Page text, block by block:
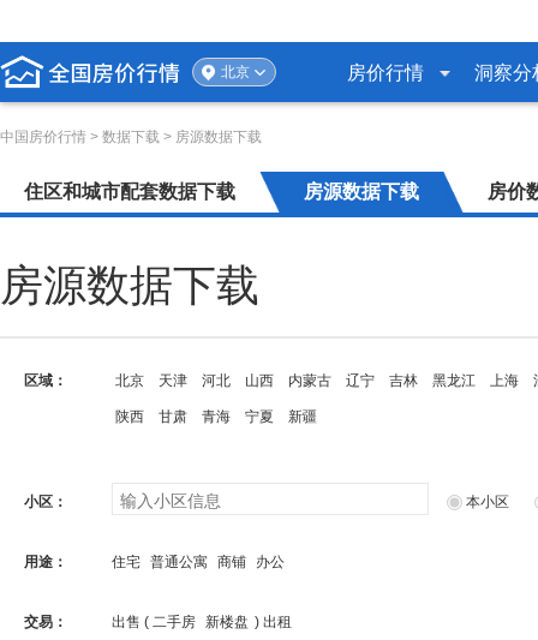
北京 房价行情 洞察分
中国房价行情 > 数据下载 > 房源数据下载
住区和城市配套数据下载 房源数据下载 房价
房源数据下载
区域： 北京 天津 河北 山西 内蒙古 辽宁 吉林 黑龙江 上海
陕西 甘肃 青海 宁夏 新疆
小区： 本小区
用途： 住宅 普通公寓 商铺 办公
交易： 出售 ( 二手房 新楼盘 ) 出租